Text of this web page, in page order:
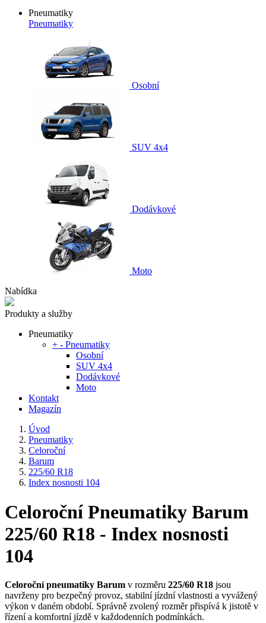
Pneumatiky
Pneumatiky
Osobní
SUV 4x4
Dodávkové
Moto
Nabídka
Produkty a služby
Pneumatiky
+ - Pneumatiky
Osobní
SUV 4x4
Dodávkové
Moto
Kontakt
Magazín
Úvod
Pneumatiky
Celoroční
Barum
225/60 R18
Index nosnosti 104
Celoroční Pneumatiky Barum
225/60 R18 - Index nosnosti
104
Celoroční pneumatiky Barum v rozměru 225/60 R18 jsou
navrženy pro bezpečný provoz, stabilní jízdní vlastnosti a vyvážený
výkon v daném období. Správně zvolený rozměr přispívá k jistotě v
řízení a komfortní jízdě v každodenních podmínkách.